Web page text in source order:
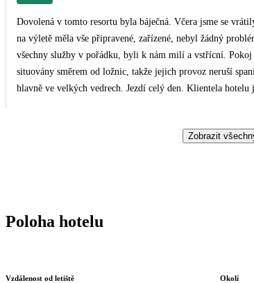
Dovolená v tomto resortu byla báječná. Včera jsme se
na výletě měla vše připravené, zařízené, nebyl žádný
všechny služby v pořádku, byli k nám milí a vstřícní.
situovány směrem od ložnic, takže jejich provoz neruší
hlavně ve velkých vedrech. Jezdí celý den. Klientela
žádné mořské potvory! Lze využít i nabízené výlety -
Zobrazit
Poloha hotelu
Vzdálenost od letiště Okolí